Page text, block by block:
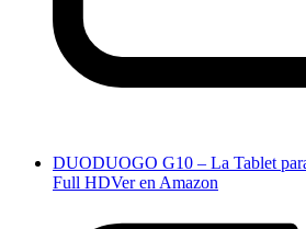
DUODUOGO G10 – La Tablet
Full HDVer en Amazon